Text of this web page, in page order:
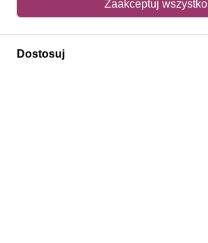
Adres dostawy
Polecamy
Zaakceptuj wszystko
Dostosuj